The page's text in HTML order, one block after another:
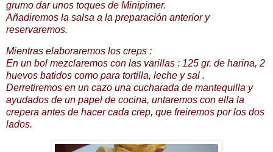
grumo dar unos toques de Minipimer.
Añadiremos la salsa a la preparación anterior y
reservaremos.
Mientras elaboraremos los creps :
En un bol mezclaremos con las varillas : 125 gr. de harina, 2
huevos batidos como para tortilla, leche y sal .
Derretiremos en un cazo una cucharada de mantequilla y
ayudados de un papel de cocina, untaremos con ella la
crepera antes de hacer cada crep, que freiremos por los dos
lados.